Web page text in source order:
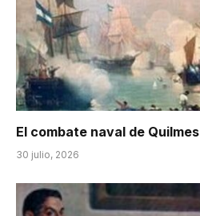
El combate naval de Quilmes
30 julio, 2026